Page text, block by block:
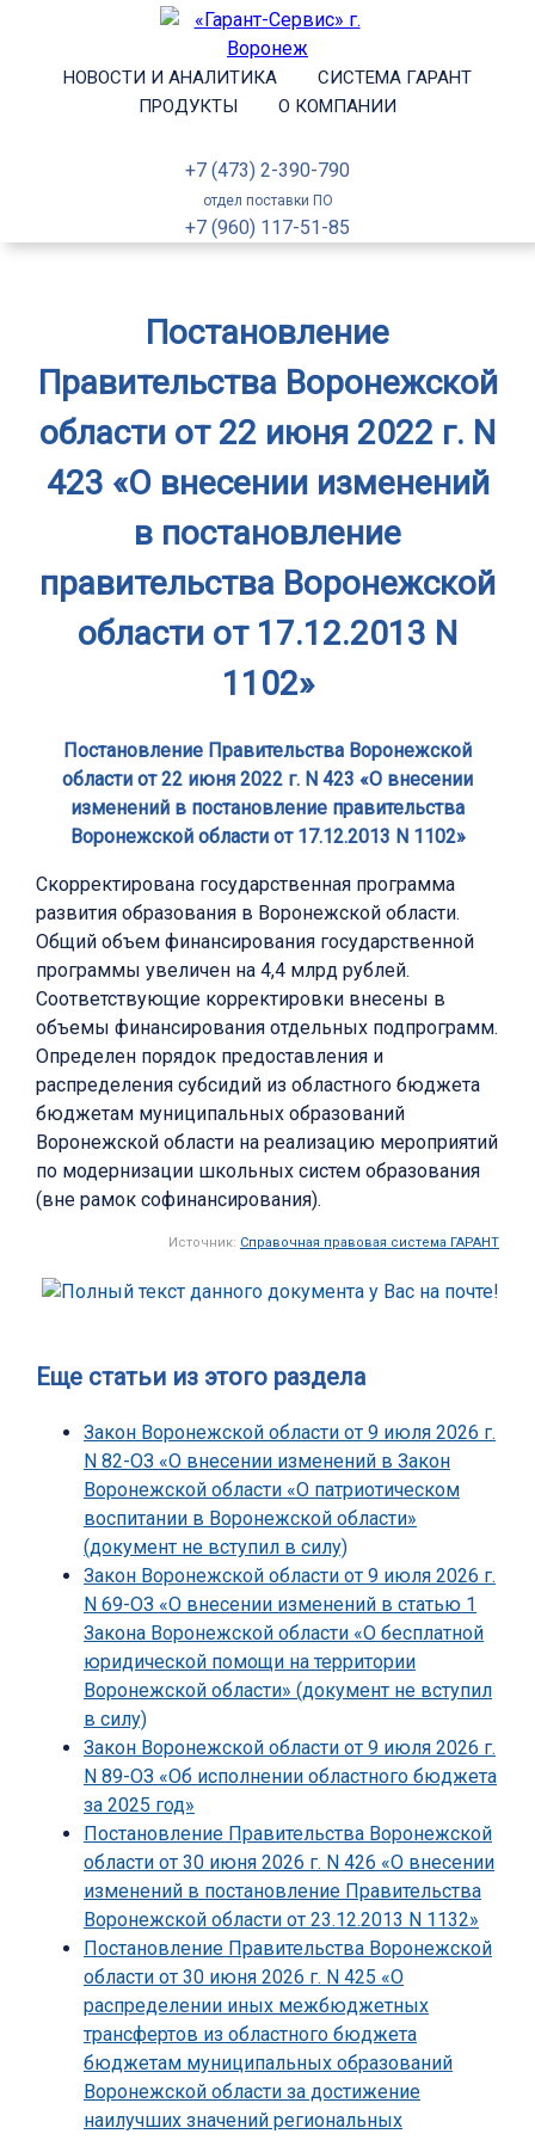
НОВОСТИ И АНАЛИТИКА
СИСТЕМА ГАРАНТ
ПРОДУКТЫ
О КОМПАНИИ
+7 (473) 2-390-790
отдел поставки ПО
+7 (960) 117-51-85
Постановление
Правительства Воронежской
области от 22 июня 2022 г. N
423 «О внесении изменений
в постановление
правительства Воронежской
области от 17.12.2013 N
1102»
Постановление Правительства Воронежской
области от 22 июня 2022 г. N 423 «О внесении
изменений в постановление правительства
Воронежской области от 17.12.2013 N 1102»
Скорректирована государственная программа
развития образования в Воронежской области.
Общий объем финансирования государственной
программы увеличен на 4,4 млрд рублей.
Соответствующие корректировки внесены в
объемы финансирования отдельных подпрограмм.
Определен порядок предоставления и
распределения субсидий из областного бюджета
бюджетам муниципальных образований
Воронежской области на реализацию мероприятий
по модернизации школьных систем образования
(вне рамок софинансирования).
Источник: Справочная правовая система ГАРАНТ
Еще статьи из этого раздела
Закон Воронежской области от 9 июля 2026 г.
N 82-ОЗ «О внесении изменений в Закон
Воронежской области «О патриотическом
воспитании в Воронежской области»
(документ не вступил в силу)
Закон Воронежской области от 9 июля 2026 г.
N 69-ОЗ «О внесении изменений в статью 1
Закона Воронежской области «О бесплатной
юридической помощи на территории
Воронежской области» (документ не вступил
в силу)
Закон Воронежской области от 9 июля 2026 г.
N 89-ОЗ «Об исполнении областного бюджета
за 2025 год»
Постановление Правительства Воронежской
области от 30 июня 2026 г. N 426 «О внесении
изменений в постановление Правительства
Воронежской области от 23.12.2013 N 1132»
Постановление Правительства Воронежской
области от 30 июня 2026 г. N 425 «О
распределении иных межбюджетных
трансфертов из областного бюджета
бюджетам муниципальных образований
Воронежской области за достижение
наилучших значений региональных